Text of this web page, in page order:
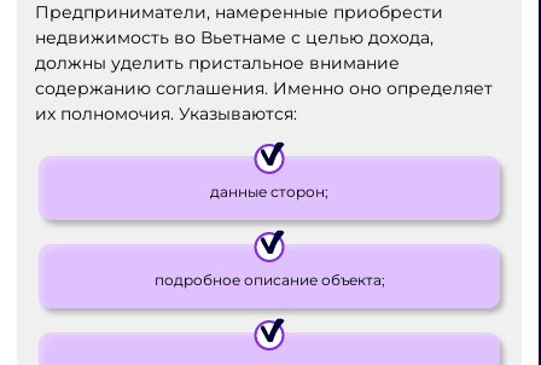
Предприниматели, намеренные приобрести
недвижимость во Вьетнаме с целью дохода,
должны уделить пристальное внимание
содержанию соглашения. Именно оно определяет
их полномочия. Указываются:
данные сторон;
подробное описание объекта;